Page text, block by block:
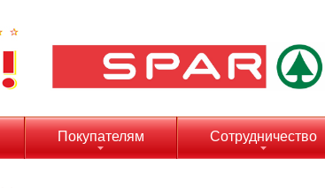
Покупателям Сотрудничество